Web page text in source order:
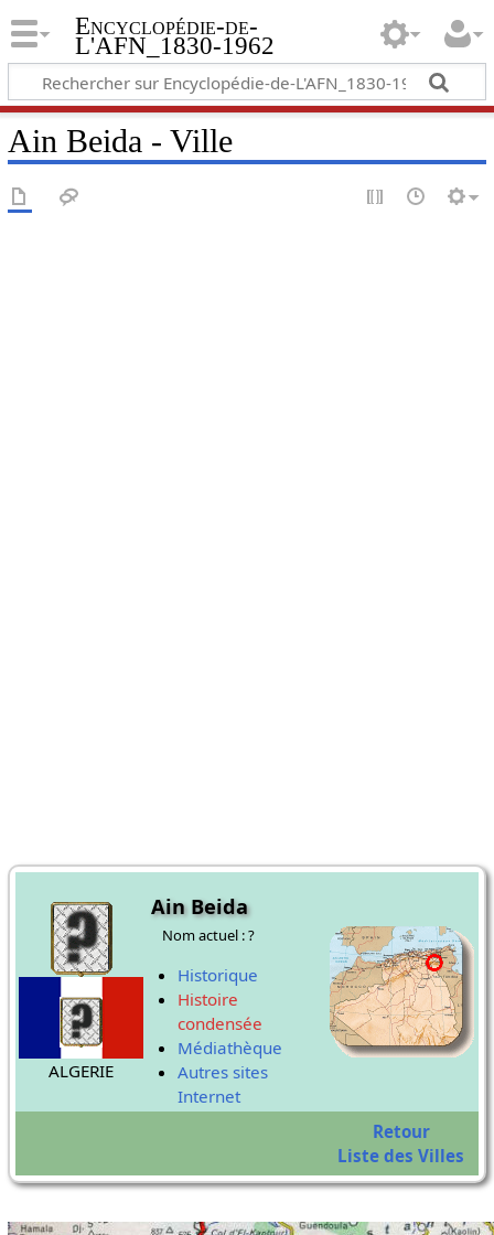
Encyclopédie-de-
L'AFN_1830-1962
Ain Beida - Ville
ALGERIE
Ain Beida
Nom actuel : ?
Historique
Histoire
condensée
Médiathèque
Autres sites
Internet
Retour
Liste des Villes